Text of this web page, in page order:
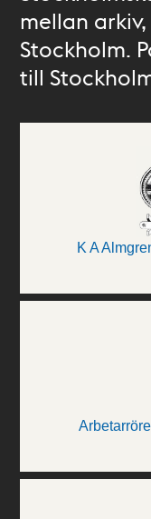
mellan
Stockholm.
till
K A